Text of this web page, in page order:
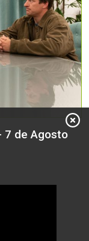
7 de Agosto